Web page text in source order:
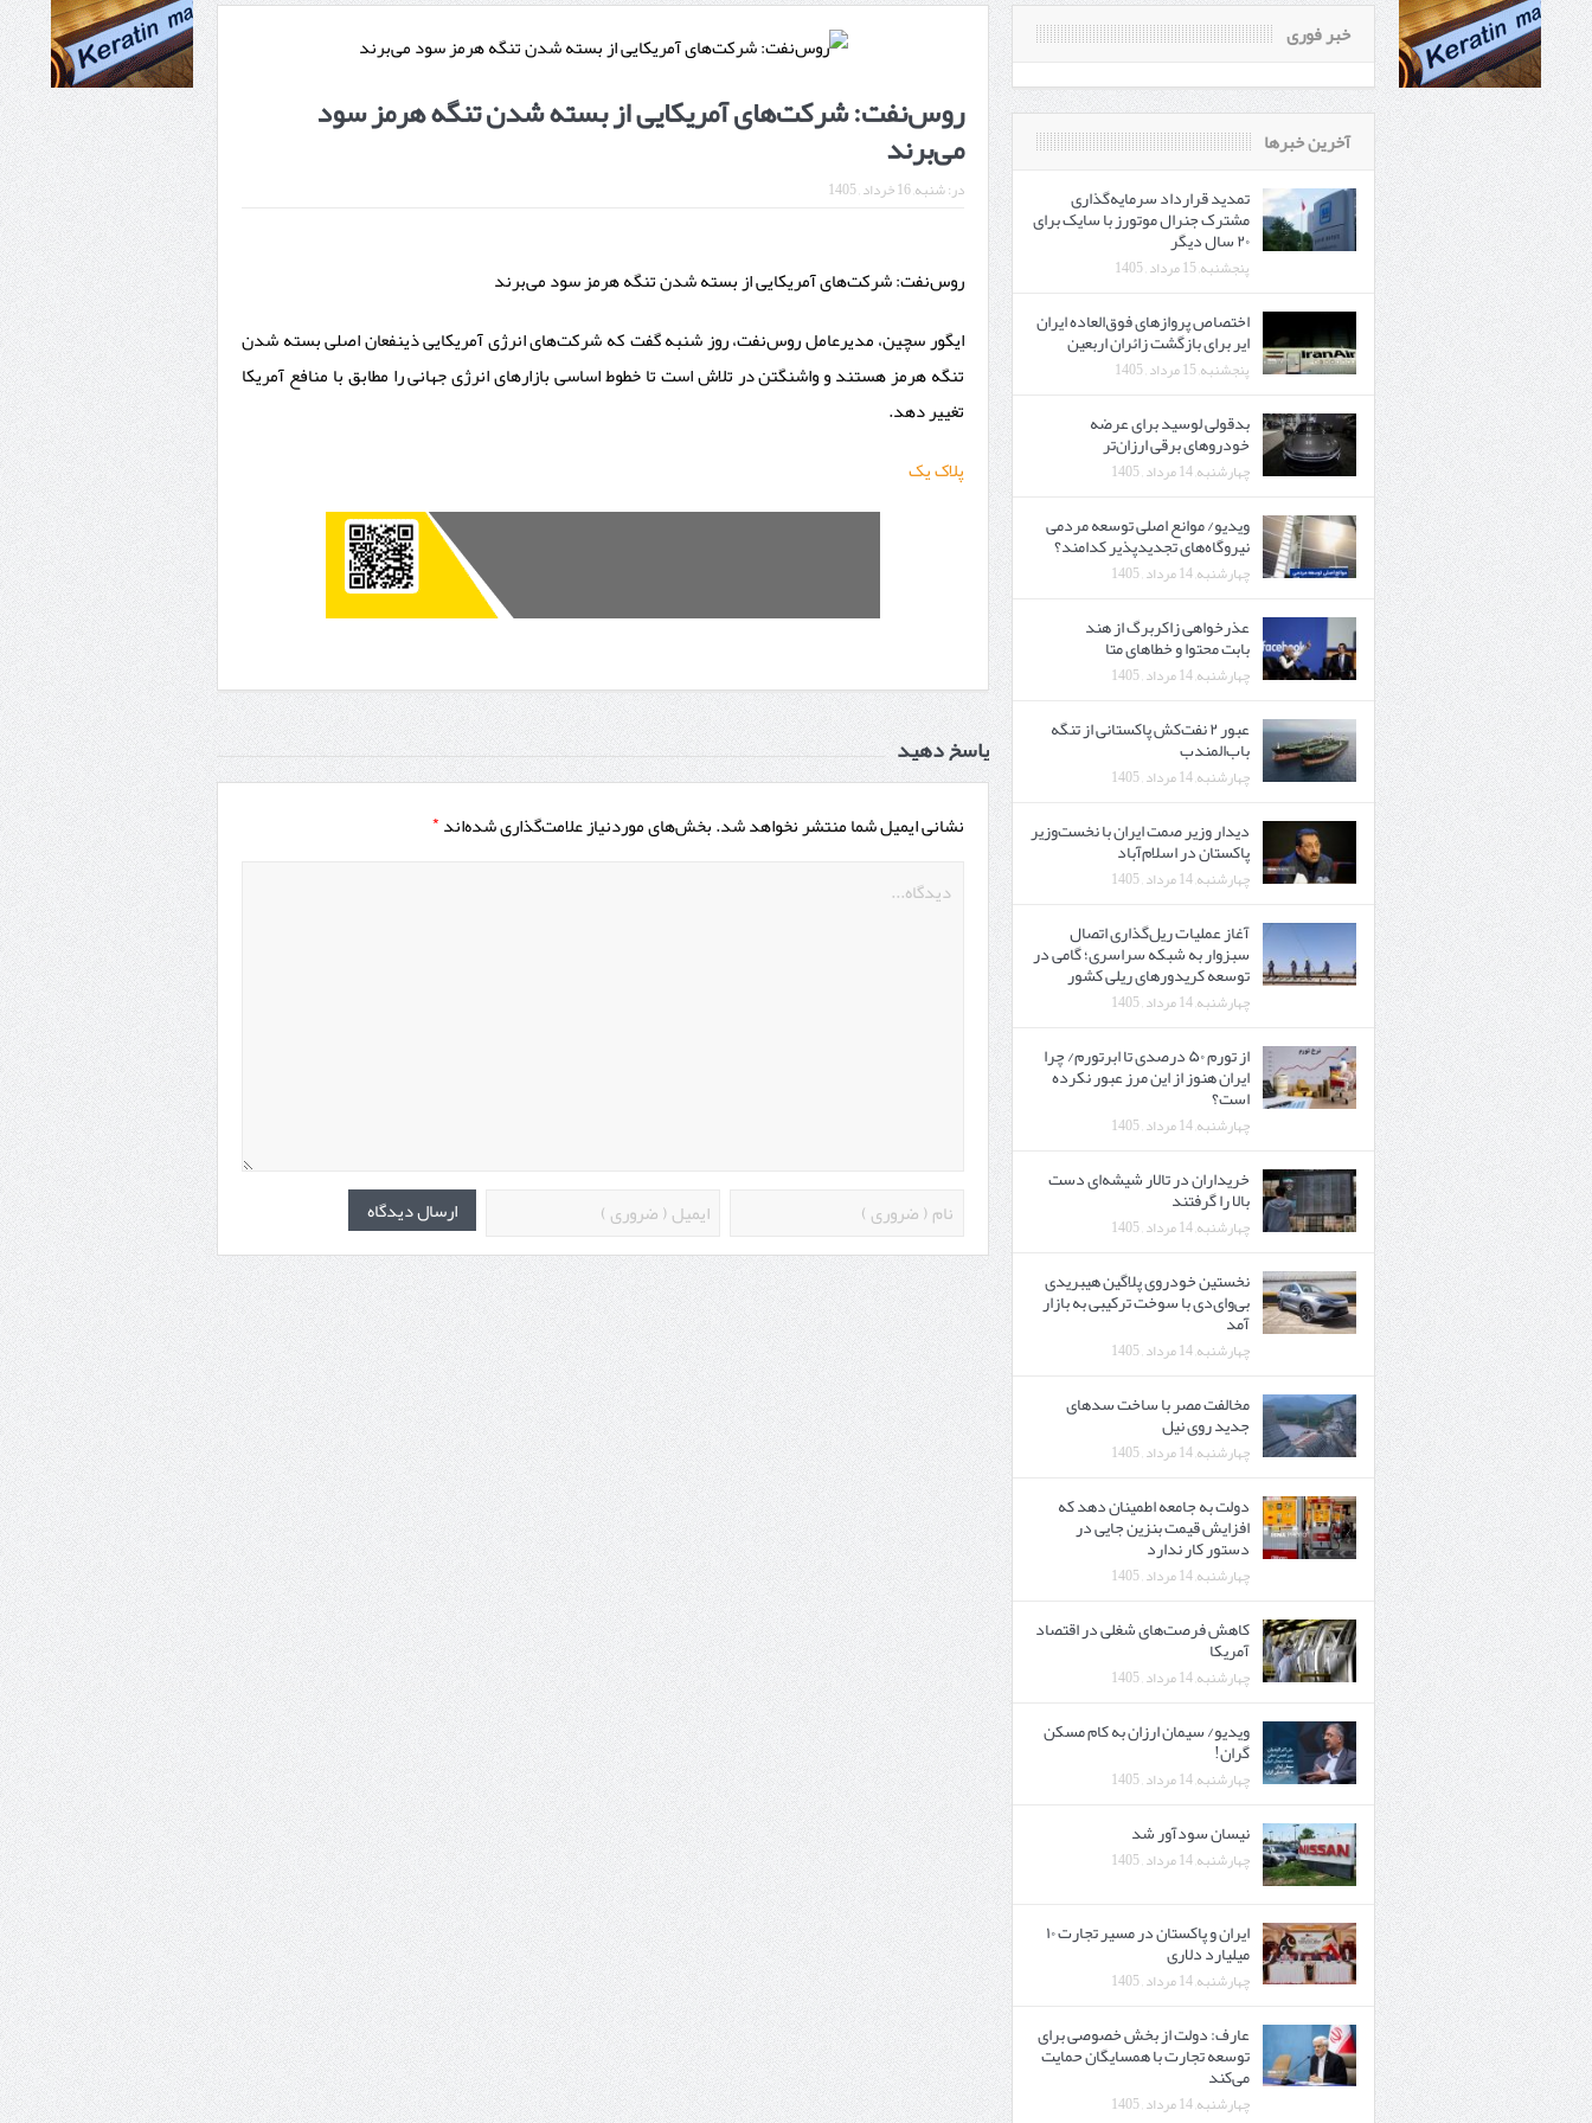
روس‌نفت: شرکت‌های آمریکایی از بسته شدن تنگه هرمز سود
می‌برند
در:شنبه, 16 خرداد , 1405
روس‌نفت: شرکت‌های آمریکایی از بسته شدن تنگه هرمز سود می‌برند
ایگور سچین، مدیرعامل روس‌نفت، روز شنبه گفت که شرکت‌های انرژی آمریکایی ذینفعان اصلی بسته شدن
تنگه هرمز هستند و واشنگتن در تلاش است تا خطوط اساسی بازارهای انرژی جهانی را مطابق با منافع آمریکا
تغییر دهد.
پلاک یک
پاسخ دهید
نشانی ایمیل شما منتشر نخواهد شد.بخش‌های موردنیاز علامت‌گذاری شده‌اند *
خبر فوری
آخرین خبرها
تمدید قرارداد سرمایه‌گذاری
مشترک جنرال موتورز با سایک برای
۲۰ سال دیگر
پنجشنبه, 15 مرداد , 1405
اختصاص پروازهای فوق‌العاده ایران
ایر برای بازگشت زائران اربعین
پنجشنبه, 15 مرداد , 1405
بدقولی لوسید برای عرضه
خودروهای برقی ارزان‌تر
چهارشنبه, 14 مرداد , 1405
ویدیو/ موانع اصلی توسعه مردمی
نیروگاه‌های تجدیدپذیر کدامند؟
چهارشنبه, 14 مرداد , 1405
عذرخواهی زاکربرگ از هند
بابت محتوا و خطاهای متا
چهارشنبه, 14 مرداد , 1405
عبور ۲ نفت‌کش پاکستانی از تنگه
باب‌المندب
چهارشنبه, 14 مرداد , 1405
دیدار وزیر صمت ایران با نخست‌وزیر
پاکستان در اسلام‌آباد
چهارشنبه, 14 مرداد , 1405
آغاز عملیات ریل‌گذاری اتصال
سبزوار به شبکه سراسری؛ گامی در
توسعه کریدورهای ریلی کشور
چهارشنبه, 14 مرداد , 1405
از تورم ۵۰ درصدی تا ابرتورم/ چرا
ایران هنوز از این مرز عبور نکرده
است؟
چهارشنبه, 14 مرداد , 1405
خریداران در تالار شیشه‌ای دست
بالا را گرفتند
چهارشنبه, 14 مرداد , 1405
نخستین خودروی پلاگین هیبریدی
بی‌وای‌دی با سوخت ترکیبی به بازار
آمد
چهارشنبه, 14 مرداد , 1405
مخالفت مصر با ساخت سدهای
جدید روی نیل
چهارشنبه, 14 مرداد , 1405
دولت به جامعه اطمینان دهد که
افزایش قیمت بنزین جایی در
دستور کار ندارد
چهارشنبه, 14 مرداد , 1405
کاهش فرصت‌های شغلی در اقتصاد
آمریکا
چهارشنبه, 14 مرداد , 1405
ویدیو/ سیمان ارزان به کام مسکن
گران!
چهارشنبه, 14 مرداد , 1405
نیسان سودآور شد
چهارشنبه, 14 مرداد , 1405
ایران و پاکستان در مسیر تجارت ۱۰
میلیارد دلاری
چهارشنبه, 14 مرداد , 1405
عارف: دولت از بخش خصوصی برای
توسعه تجارت با همسایگان حمایت
می‌کند
چهارشنبه, 14 مرداد , 1405